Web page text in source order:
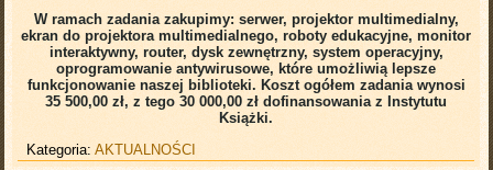
W ramach zadania zakupimy: serwer, projektor multimedialny,
ekran do projektora multimedialnego, roboty edukacyjne, monitor
interaktywny, router, dysk zewnętrzny, system operacyjny,
oprogramowanie antywirusowe, które umożliwią lepsze
funkcjonowanie naszej biblioteki. Koszt ogółem zadania wynosi
35 500,00 zł, z tego 30 000,00 zł dofinansowania z Instytutu
Książki.
Kategoria:AKTUALNOŚCI